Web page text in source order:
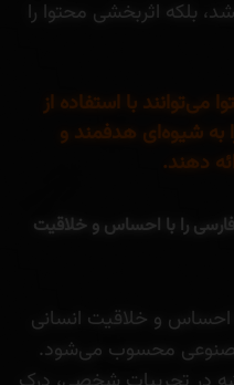
بلکه اثربخشی محتوا را
می‌توانند با استفاده از
شیوه‌ای هدفمند و
دهند.
را با احساس و خلاقیت
و خلاقیت انسانی
محسوب می‌شود.